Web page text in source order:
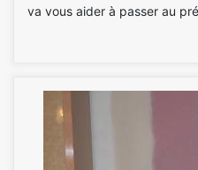
va vous aider à passer au